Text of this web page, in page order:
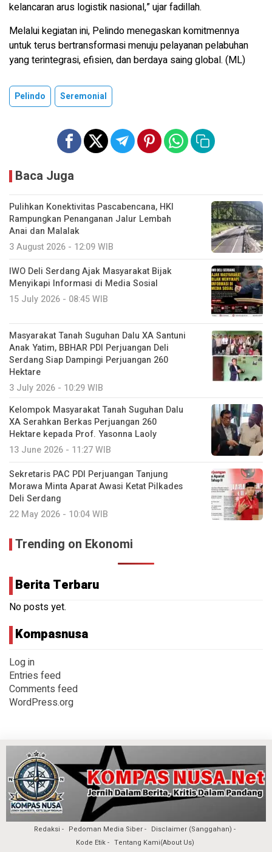
kelancaran arus logistik nasional,” ujar fadillah.
Melalui kegiatan ini, Pelindo menegaskan komitmennya
untuk terus bertransformasi menuju pelayanan pelabuhan
yang terintegrasi, efisien, dan berdaya saing global. (ML)
Pelindo Seremonial
Baca Juga
Pulihkan Konektivitas Pascabencana, HKI
Rampungkan Penanganan Jalur Lembah
Anai dan Malalak
3 August 2026 - 12:09 WIB
IWO Deli Serdang Ajak Masyarakat Bijak
Menyikapi Informasi di Media Sosial
15 July 2026 - 08:45 WIB
Masyarakat Tanah Suguhan Dalu XA Santuni
Anak Yatim, BBHAR PDI Perjuangan Deli
Serdang Siap Dampingi Perjuangan 260
Hektare
3 July 2026 - 10:29 WIB
Kelompok Masyarakat Tanah Suguhan Dalu
XA Serahkan Berkas Perjuangan 260
Hektare kepada Prof. Yasonna Laoly
13 June 2026 - 11:27 WIB
Sekretaris PAC PDI Perjuangan Tanjung
Morawa Minta Aparat Awasi Ketat Pilkades
Deli Serdang
22 May 2026 - 10:04 WIB
Trending on Ekonomi
Berita Terbaru
No posts yet.
Kompasnusa
Log in
Entries feed
Comments feed
WordPress.org
Redaksi Pedoman Media Siber
Disclaimer (Sanggahan)
Kode Etik
Tentang Kami(About Us)